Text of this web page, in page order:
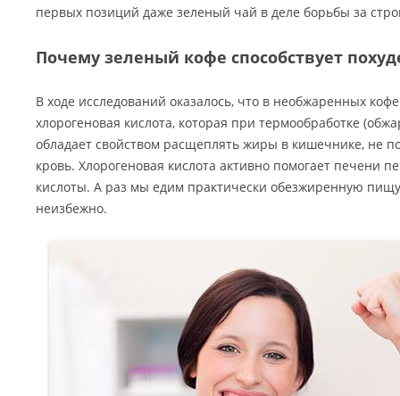
первых позиций даже зеленый чай в деле борьбы за
Почему зеленый кофе способствует
В ходе исследований оказалось, что в необжаренных
хлорогеновая кислота, которая при термообработке
обладает свойством расщеплять жиры в кишечнике, не
кровь. Хлорогеновая кислота активно помогает печени
кислоты. А раз мы едим практически обезжиренную
неизбежно.